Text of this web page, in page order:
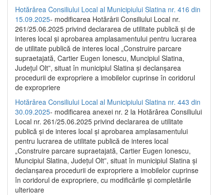
Hotărârea Consiliului Local al Municipiului Slatina nr. 416 din
15.09.2025- modificarea Hotărârii Consiliului Local nr.
261/25.06.2025 privind declararea de utilitate publică și de
interes local și aprobarea amplasamentului pentru lucrarea
de utilitate publică de interes local „Construire parcare
supraetajată, Cartier Eugen Ionescu, Muncipiul Slatina,
Județul Olt”, situat în municipiul Slatina și declanșarea
procedurii de expropriere a imobilelor cuprinse în coridorul
de expropriere
Hotărârea Consiliului Local al Municipiului Slatina nr. 443 din
30.09.2025- modificarea anexei nr. 2 la Hotărârea Consiliului
Local nr. 261/25.06.2025 privind declararea de utilitate
publică şi de interes local şi aprobarea amplasamentului
pentru lucrarea de utilitate publică de interes local
„Construire parcare supraetajată, Cartier Eugen Ionescu,
Muncipiul Slatina, Judeţul Olt”, situat în municipiul Slatina şi
declanşarea procedurii de expropriere a imobilelor cuprinse
în coridorul de expropriere, cu modificările şi completările
ulterioare